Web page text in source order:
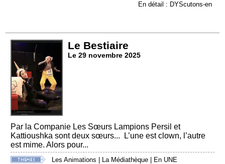
En détail : DYScutons-en
Le Bestiaire
Le 29 novembre 2025
Par la Companie Les Sœurs Lampions Persil et
Kattioushka sont deux sœurs... L’une est clown, l’autre
est mime. Alors pour...
Les Animations La Médiathèque
En UNE